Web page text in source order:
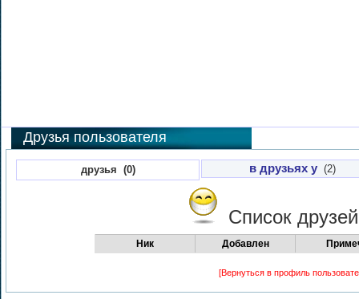
Друзья пользователя
друзья (0) в друзьях у (2)
Список
Ник Добавлен
[Вернуться в профиль